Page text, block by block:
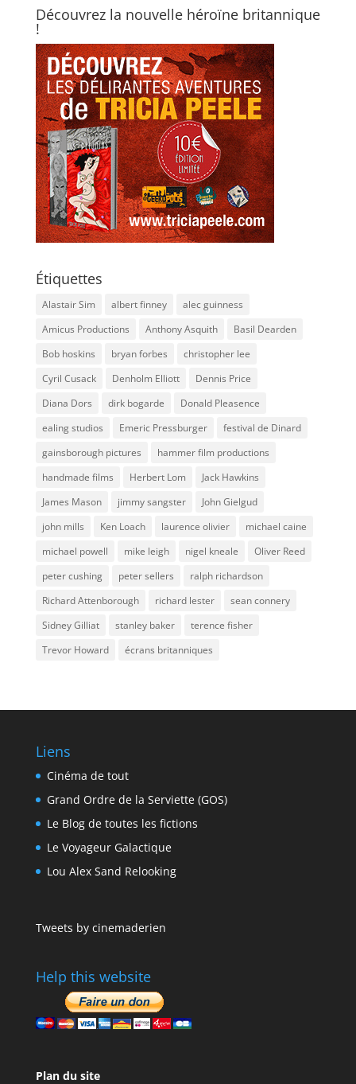
Découvrez la nouvelle héroïne britannique
!
Étiquettes
Alastair Sim albert finney
alec guinness
Amicus Productions
Anthony Asquith
Basil Dearden
Bob hoskins
bryan forbes
christopher lee
Cyril Cusack
Denholm Elliott
Dennis Price
Diana Dors
dirk bogarde
Donald Pleasence
ealing studios
Emeric Pressburger
festival de Dinard
gainsborough pictures
hammer film productions
handmade films
Herbert Lom
Jack Hawkins
James Mason
jimmy sangster
John Gielgud
john mills
Ken Loach laurence olivier
michael caine
michael powell
mike leigh nigel kneale
Oliver Reed
peter cushing
peter sellers
ralph richardson
Richard Attenborough
richard lester
sean connery
Sidney Gilliat
stanley baker
terence fisher
Trevor Howard
écrans britanniques
Liens
Cinéma de tout
Grand Ordre de la Serviette (GOS)
Le Blog de toutes les fictions
Le Voyageur Galactique
Lou Alex Sand Relooking
Tweets by cinemaderien
Help this website
Plan du site